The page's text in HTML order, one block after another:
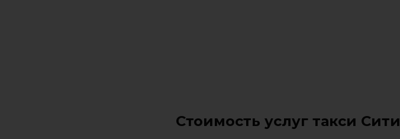
Стоимость услуг такси Сити